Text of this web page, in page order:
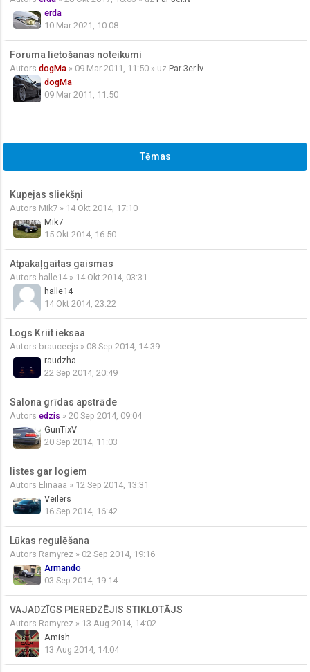
erda
10 Mar 2021, 10:08
Foruma lietošanas noteikumi
Autors dogMa » 09 Mar 2011, 11:50 » uz Par 3er.lv
dogMa
09 Mar 2011, 11:50
Tēmas
Kupejas sliekšņi
Autors Mik7 » 14 Okt 2014, 17:10
Mik7
15 Okt 2014, 16:50
Atpakaļgaitas gaismas
Autors halle14 » 14 Okt 2014, 03:31
halle14
14 Okt 2014, 23:22
Logs Kriit ieksaa
Autors brauceejs » 08 Sep 2014, 14:39
raudzha
22 Sep 2014, 20:49
Salona grīdas apstrāde
Autors edzis » 20 Sep 2014, 09:04
GunTixV
20 Sep 2014, 11:03
listes gar logiem
Autors Elinaaa » 12 Sep 2014, 13:31
Veilers
16 Sep 2014, 16:42
Lūkas regulēšana
Autors Ramyrez » 02 Sep 2014, 19:16
Armando
03 Sep 2014, 19:14
VAJADZĪGS PIEREDZĒJIS STIKLOTĀJS
Autors Ramyrez » 13 Aug 2014, 14:02
Amish
13 Aug 2014, 14:04